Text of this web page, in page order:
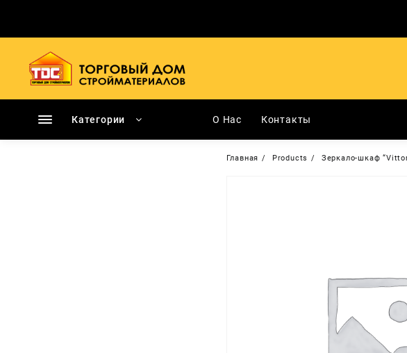
содержимому
Категории О Нас Контакты
Главная Products Зеркало-шкаф